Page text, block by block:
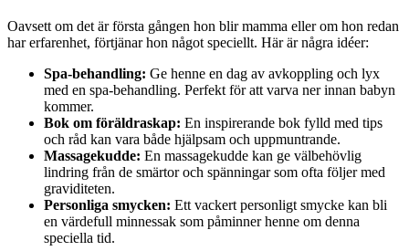
Oavsett om det är första gången hon blir mamma eller om hon redan
har erfarenhet, förtjänar hon något speciellt. Här är några idéer:
Spa-behandling: Ge henne en dag av avkoppling och lyx
med en spa-behandling. Perfekt för att varva ner innan babyn
kommer.
Bok om föräldraskap: En inspirerande bok fylld med tips
och råd kan vara både hjälpsam och uppmuntrande.
Massagekudde: En massagekudde kan ge välbehövlig
lindring från de smärtor och spänningar som ofta följer med
graviditeten.
Personliga smycken: Ett vackert personligt smycke kan bli
en värdefull minnessak som påminner henne om denna
speciella tid.